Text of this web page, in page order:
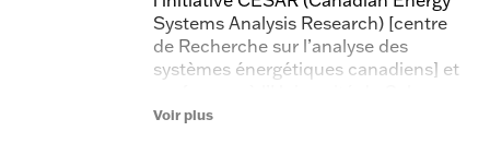
Systems Analysis Research) [centre
de Recherche sur l’analyse des
systèmes énergétiques canadiens] et
Ses travaux portent sur la
Voir plus